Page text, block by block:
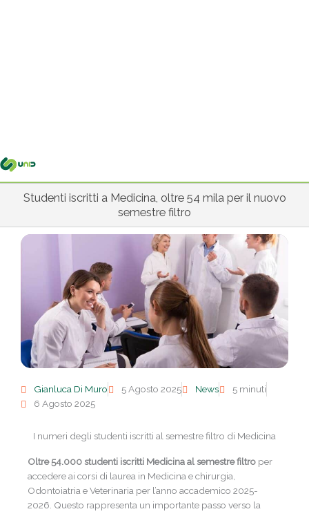
Studenti iscritti a Medicina, oltre 54 mila per il nuovo
semestre filtro
Gianluca Di Muro 5 Agosto 2025 News
5 minuti
6 Agosto 2025
I numeri degli studenti iscritti al semestre filtro di Medicina
Oltre 54.000 studenti iscritti Medicina al semestre filtro per
accedere ai corsi di laurea in Medicina e chirurgia,
Odontoiatria e Veterinaria per l’anno accademico 2025-
2026. Questo rappresenta un importante passo verso la